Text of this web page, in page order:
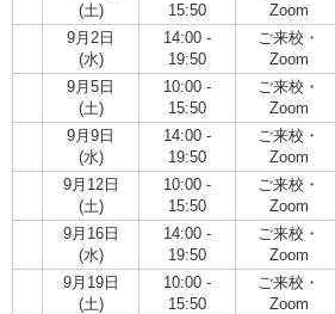
(土)
15:50
Zoom
9月2日
(水)
14:00 -
19:50
ご来校・
Zoom
9月5日
(土)
10:00 -
15:50
ご来校・
Zoom
9月9日
(水)
14:00 -
19:50
ご来校・
Zoom
9月12日
(土)
10:00 -
15:50
ご来校・
Zoom
9月16日
(水)
14:00 -
19:50
ご来校・
Zoom
9月19日
(土)
10:00 -
15:50
ご来校・
Zoom